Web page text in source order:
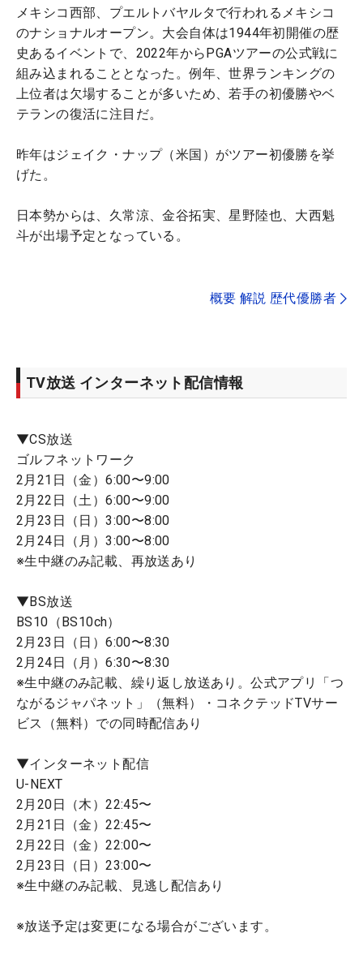
メキシコ西部、プエルトバヤルタで行われるメキシコ
のナショナルオープン。大会自体は1944年初開催の歴
史あるイベントで、2022年からPGAツアーの公式戦に
組み込まれることとなった。例年、世界ランキングの
上位者は欠場することが多いため、若手の初優勝やベ
テランの復活に注目だ。
昨年はジェイク・ナップ（米国）がツアー初優勝を挙
げた。
日本勢からは、久常涼、金谷拓実、星野陸也、大西魁
斗が出場予定となっている。
概要 解説 歴代優勝者
TV放送 インターネット配信情報
▼CS放送
ゴルフネットワーク
2月21日（金）6:00〜9:00
2月22日（土）6:00〜9:00
2月23日（日）3:00〜8:00
2月24日（月）3:00〜8:00
※生中継のみ記載、再放送あり
▼BS放送
BS10（BS10ch）
2月23日（日）6:00〜8:30
2月24日（月）6:30〜8:30
※生中継のみ記載、繰り返し放送あり。公式アプリ「つ
ながるジャパネット」（無料）・コネクテッドTVサー
ビス（無料）での同時配信あり
▼インターネット配信
U-NEXT
2月20日（木）22:45〜
2月21日（金）22:45〜
2月22日（金）22:00〜
2月23日（日）23:00〜
※生中継のみ記載、見逃し配信あり
※放送予定は変更になる場合がございます。